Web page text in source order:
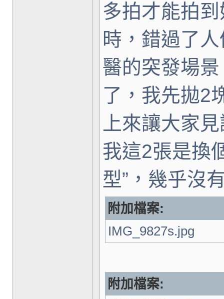
多拍才能拍
時，錯過了
醫的突發場
了，我先拋2
上來讓大家
我這2張是換
型”，幾乎沒
附加檔案:
IMG_9827s.jpg
附加檔案: